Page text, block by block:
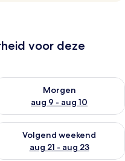
voor deze
vanavond aug 8 - aug 9
Morgen
aug 9 - aug 10
beschikbaarheid
dit weekend aug 14 -
Volgend weekend
aug 21 - aug 23
beschikbaarheid